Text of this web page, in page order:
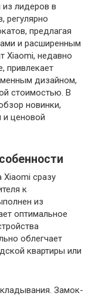
лидеров в
регулярно
предлагая
и расширенным
Xiaomi, недавно
привлекает
дизайном,
стоимостью. В
новинки,
и ценовой
сразу
к
из
оптимальное
облегчает
квартиры или
Замок-